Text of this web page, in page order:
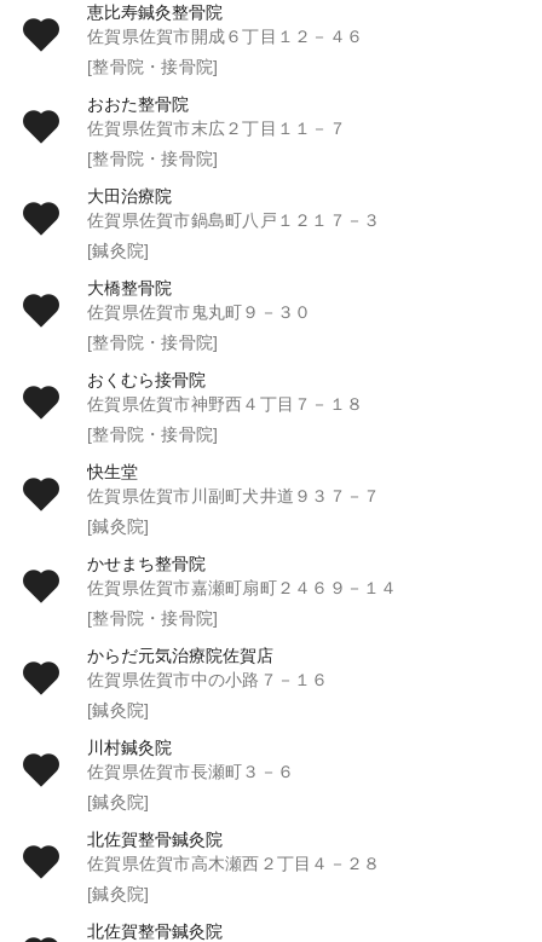
恵比寿鍼灸整骨院
佐賀県佐賀市開成６丁目１２－４６
[整骨院・接骨院]
おおた整骨院
佐賀県佐賀市末広２丁目１１－７
[整骨院・接骨院]
大田治療院
佐賀県佐賀市鍋島町八戸１２１７－３
[鍼灸院]
大橋整骨院
佐賀県佐賀市鬼丸町９－３０
[整骨院・接骨院]
おくむら接骨院
佐賀県佐賀市神野西４丁目７－１８
[整骨院・接骨院]
快生堂
佐賀県佐賀市川副町犬井道９３７－７
[鍼灸院]
かせまち整骨院
佐賀県佐賀市嘉瀬町扇町２４６９－１４
[整骨院・接骨院]
からだ元気治療院佐賀店
佐賀県佐賀市中の小路７－１６
[鍼灸院]
川村鍼灸院
佐賀県佐賀市長瀬町３－６
[鍼灸院]
北佐賀整骨鍼灸院
佐賀県佐賀市高木瀬西２丁目４－２８
[鍼灸院]
北佐賀整骨鍼灸院